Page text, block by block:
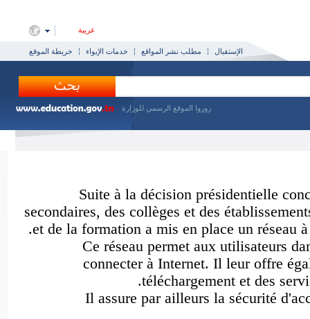
عربية
الإستقبال مطلب نشر المواقع خدمات الإيواء خريطة الموقع
زوروا الموقع الرسمي للوزارة
Suite à la décision présidentielle
secondaires, des collèges et des
et de la formation a mis en place un
Ce réseau permet aux utilisateurs
connecter à Internet. Il leur offre
téléchargement et des
Il assure par ailleurs la sécurité